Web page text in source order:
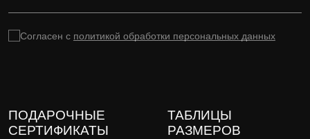
Согласен с политикой обработки персональных данных
ПОДАРОЧНЫЕ
СЕРТИФИКАТЫ
ТАБЛИЦЫ
РАЗМЕРОВ